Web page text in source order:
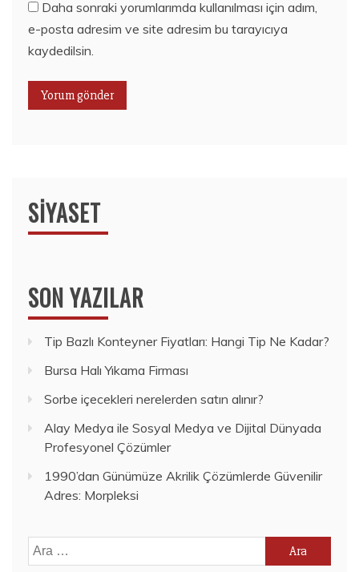
Daha sonraki yorumlarımda kullanılması için adım,
e-posta adresim ve site adresim bu tarayıcıya
kaydedilsin.
SIYASET
SON YAZILAR
Tip Bazlı Konteyner Fiyatları: Hangi Tip Ne Kadar?
Bursa Halı Yıkama Firması
Sorbe içecekleri nerelerden satın alınır?
Alay Medya ile Sosyal Medya ve Dijital Dünyada
Profesyonel Çözümler
1990’dan Günümüze Akrilik Çözümlerde Güvenilir
Adres: Morpleksi
Arama: